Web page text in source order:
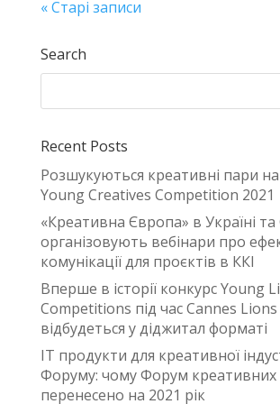
« Старі записи
Search
Recent Posts
Розшукуються креативні пари
Young Creatives Competition 2021
«Креативна Європа» в Україні та
організовують вебінари про
комунікації для проєктів в ККІ
Вперше в історії конкурс Young
Competitions під час Cannes Lions
відбудеться у діджитал форматі
IT продукти для креативної
Форуму: чому Форум креативних
перенесено на 2021 рік